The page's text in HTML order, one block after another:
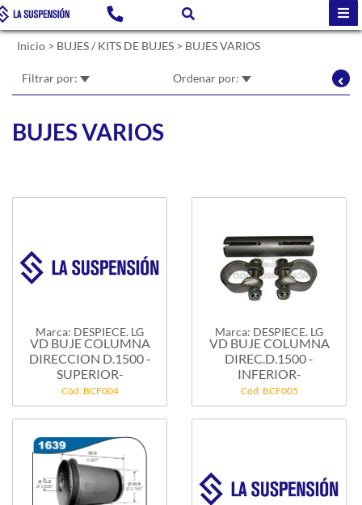
Inicio > BUJES / KITS DE BUJES > BUJES VARIOS
Filtrar por: Ordenar por:
BUJES VARIOS
Marca: DESPIECE. LG
VD BUJE COLUMNA
DIRECCION D.1500 -
SUPERIOR-
Cód: BCF004
Marca: DESPIECE. LG
VD BUJE COLUMNA
DIREC.D.1500 -
INFERIOR-
Cód: BCF005